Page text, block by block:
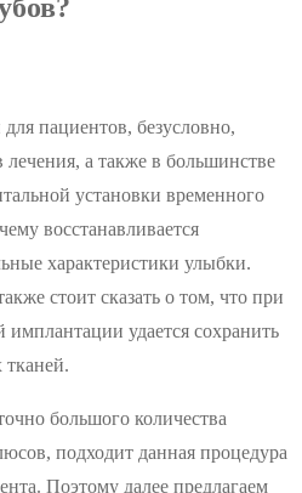
пациентов, безусловно,
лечения, а также в большинстве
установки временного
восстанавливается
характеристики улыбки.
стоит сказать о том, что при
удается сохранить
тканей.
большого количества
подходит данная процедура
Поэтому далее предлагаем